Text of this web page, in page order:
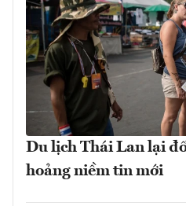
Du lịch Thái Lan lại
hoảng niềm tin mới